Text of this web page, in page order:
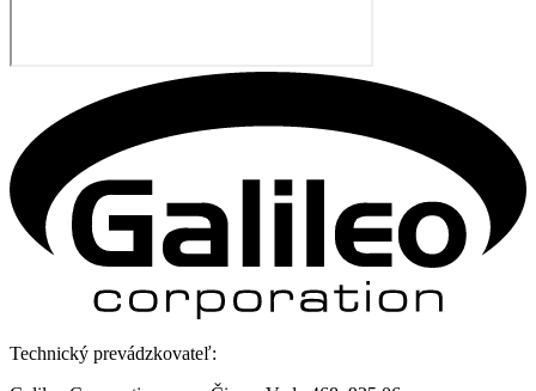
Technický prevádzkovateľ: